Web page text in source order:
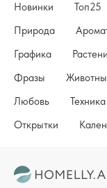
Новинки Топ25
Природа
Графика
Фразы
Любовь
Техника
Открытки